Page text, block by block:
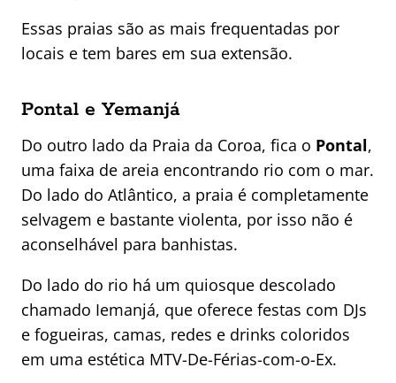
Essas praias são as mais frequentadas por
locais e tem bares em sua extensão.
Pontal e Yemanjá
Do outro lado da Praia da Coroa, fica o Pontal,
uma faixa de areia encontrando rio com o mar.
Do lado do Atlântico, a praia é completamente
selvagem e bastante violenta, por isso não é
aconselhável para banhistas.
Do lado do rio há um quiosque descolado
chamado Iemanjá, que oferece festas com DJs
e fogueiras, camas, redes e drinks coloridos
em uma estética MTV-De-Férias-com-o-Ex.